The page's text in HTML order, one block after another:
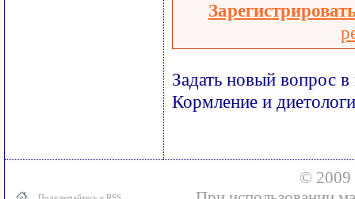
Задать новый вопрос
Кормление и
© 2009